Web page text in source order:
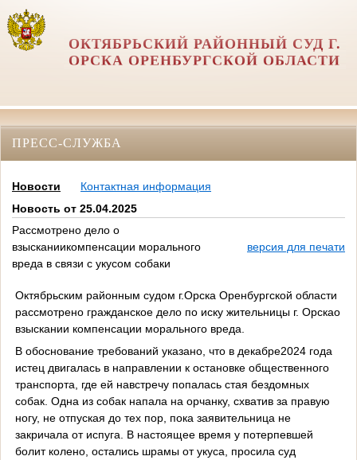
ОКТЯБРЬСКИЙ РАЙОННЫЙ СУД Г.
ОРСКА ОРЕНБУРГСКОЙ ОБЛАСТИ
ПРЕСС-СЛУЖБА
Новости
Контактная информация
Новость от 25.04.2025
Рассмотрено дело о
взысканиикомпенсации морального
вреда в связи с укусом собаки
версия для печати
Октябрьским районным судом г.Орска Оренбургской области
рассмотрено гражданское дело по иску жительницы г. Орскао
взыскании компенсации морального вреда.
В обоснование требований указано, что в декабре2024 года
истец двигалась в направлении к остановке общественного
транспорта, где ей навстречу попалась стая бездомных
собак. Одна из собак напала на орчанку, схватив за правую
ногу, не отпуская до тех пор, пока заявительница не
закричала от испуга. В настоящее время у потерпевшей
болит колено, остались шрамы от укуса, просила суд